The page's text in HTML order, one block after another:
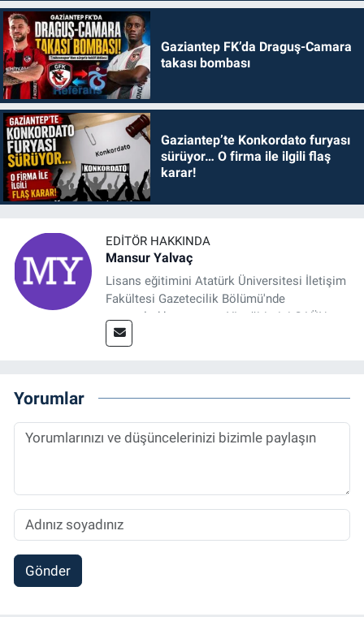
Gaziantep FK’da Draguş-Camara
takası bombası
Gaziantep’te Konkordato furyası
sürüyor… O firma ile ilgili flaş
karar!
EDITÖR HAKKINDA
Mansur Yalvaç
Lisans eğitimini Atatürk Üniversitesi İletişim
Fakültesi Gazetecilik Bölümü'nde
tamamladıktan sonra, YL eğitimini GAÜN
Sosyal Bilimler Enstitüsü'nde İletişim ve T. D.
Spor, Sağlık ve Ekonomi Editörü olarak
sürdürmektedir.
Yorumlar
Gönder